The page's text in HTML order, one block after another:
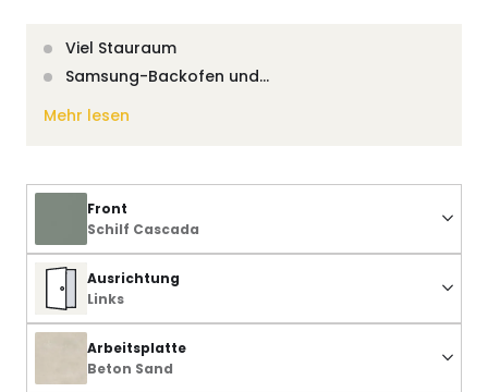
Viel Stauraum
Samsung-Backofen und…
Mehr lesen
Front
Schilf Cascada
Ausrichtung
Links
Arbeitsplatte
Beton Sand